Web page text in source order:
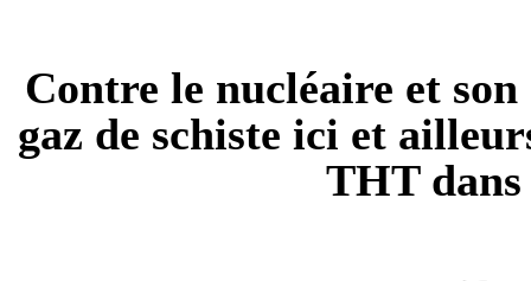
Contre le nucléaire et
gaz de schiste ici et
THT